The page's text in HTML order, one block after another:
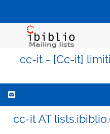
cc-it - [Cc-it]
cc-it AT